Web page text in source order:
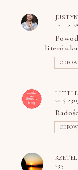
12
LITTLE
2015
23:31